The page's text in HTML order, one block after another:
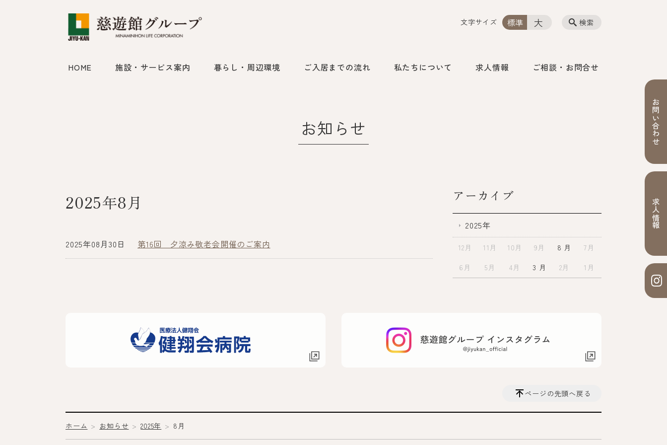
HOME 施設・サービス案内 暮らし・周辺環境 ご入居までの流れ 私たちについて 求人情報 ご相談・お問合せ
検索
文字サイズ 標準 大
お知らせ
2025年8月
第16回 夕涼み敬老会開催のご案内
2025年08月30日
アーカイブ
2025年
12月 11月 10月 9月 8 月 7月
6月 5月 4月 3 月 2月 1月
お問い合わせ
求人情報
ページの先頭へ戻る
ホーム お知らせ 2025年 8月